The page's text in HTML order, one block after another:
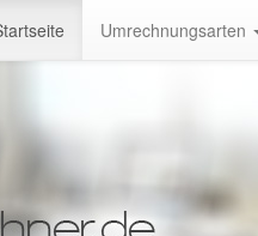
Umrechnungsarten